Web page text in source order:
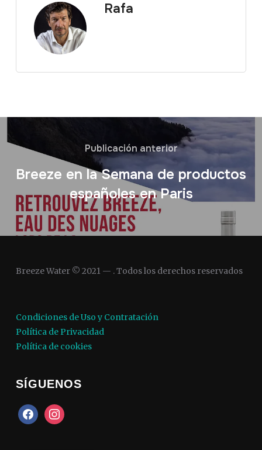
Rafa
Publicación anterior
Breeze en la Semana de productos
españoles en Paris
Breeze Water © 2021 — . Todos los derechos reservados
Condiciones de Uso y Contratación
Política de Privacidad
Política de cookies
SÍGUENOS
facebookinstagram